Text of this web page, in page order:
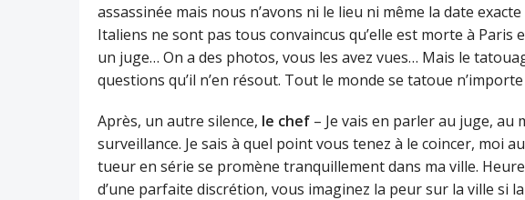
assassinée mais nous n’avons ni le lieu ni même la date
Italiens ne sont pas tous convaincus qu’elle est morte à Paris
un juge… On a des photos, vous les avez vues… Mais le
questions qu’il n’en résout. Tout le monde se tatoue
Après, un autre silence, le chef – Je vais en parler au juge, au
surveillance. Je sais à quel point vous tenez à le coincer, moi
tueur en série se promène tranquillement dans ma ville.
d’une parfaite discrétion, vous imaginez la peur sur la ville si